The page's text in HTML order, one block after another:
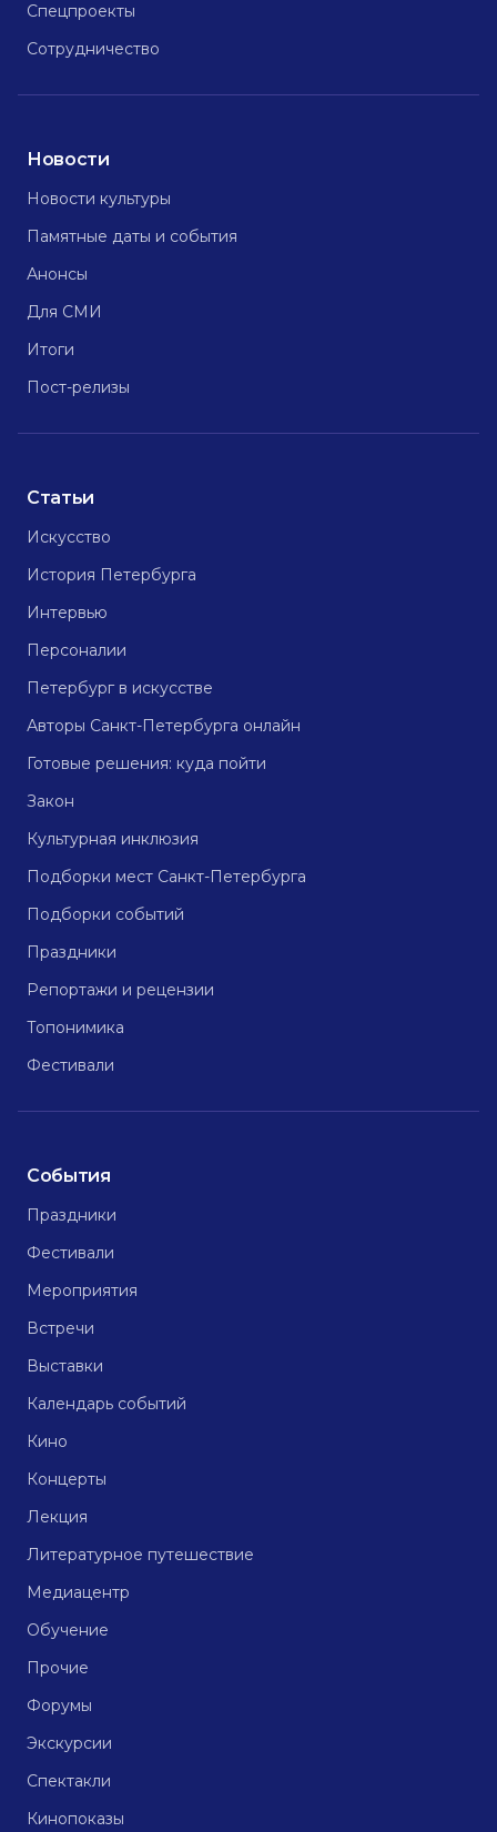
Спецпроекты
Сотрудничество
Новости
Новости культуры
Памятные даты и события
Анонсы
Для СМИ
Итоги
Пост-релизы
Статьи
Искусство
История Петербурга
Интервью
Персоналии
Петербург в искусстве
Авторы Санкт-Петербурга онлайн
Готовые решения: куда пойти
Закон
Культурная инклюзия
Подборки мест Санкт-Петербурга
Подборки событий
Праздники
Репортажи и рецензии
Топонимика
Фестивали
События
Праздники
Фестивали
Мероприятия
Встречи
Выставки
Календарь событий
Кино
Концерты
Лекция
Литературное путешествие
Медиацентр
Обучение
Прочие
Форумы
Экскурсии
Спектакли
Кинопоказы